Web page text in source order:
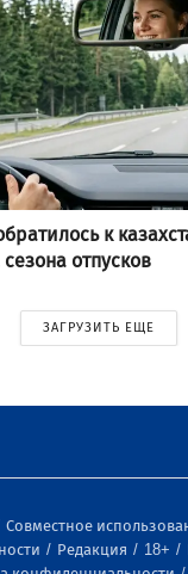
к
отпусков
ЗАГРУЗИТЬ ЕЩЕ
Совместное
Редакция 18+